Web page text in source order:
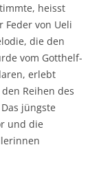
heisst
Feder von Ueli
die den
vom Gotthelf-
erlebt
Reihen des
jüngste
und die